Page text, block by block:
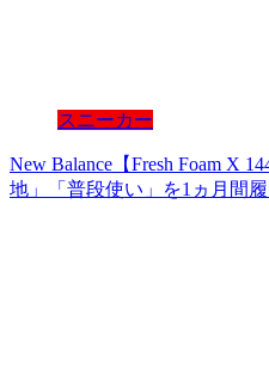
スニーカー
New Balance【Fresh Foam X
地」「普段使い」を1ヵ月間